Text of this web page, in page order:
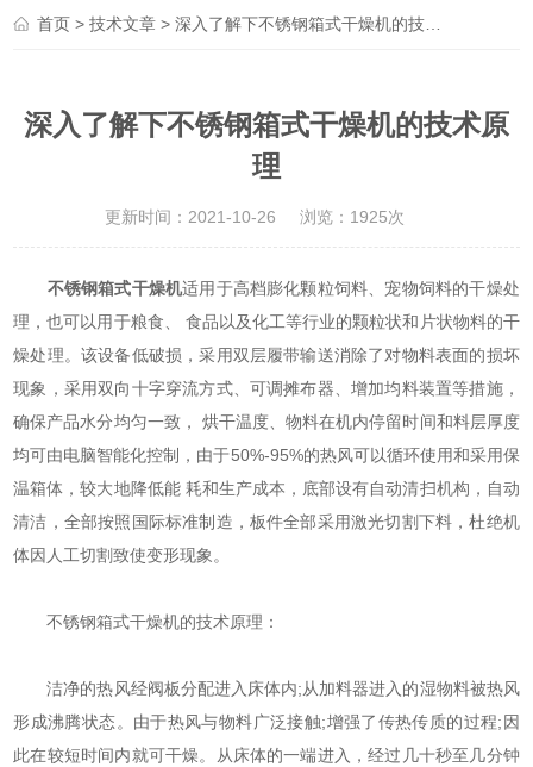
首页 >技术文章 > 深入了解下不锈钢箱式干燥机的技术原理
深入了解下不锈钢箱式干燥机的技术原
理
更新时间：2021-10-26 浏览：1925次
不锈钢箱式干燥机适用于高档膨化颗粒饲料、宠物饲料的干燥处
理，也可以用于粮食、 食品以及化工等行业的颗粒状和片状物料的干
燥处理。该设备低破损，采用双层履带输送消除了对物料表面的损坏
现象，采用双向十字穿流方式、可调摊布器、增加均料装置等措施，
确保产品水分均匀一致， 烘干温度、物料在机内停留时间和料层厚度
均可由电脑智能化控制，由于50%-95%的热风可以循环使用和采用保
温箱体，较大地降低能 耗和生产成本，底部设有自动清扫机构，自动
清洁，全部按照国际标准制造，板件全部采用激光切割下料，杜绝机
体因人工切割致使变形现象。
不锈钢箱式干燥机的技术原理：
洁净的热风经阀板分配进入床体内;从加料器进入的湿物料被热风
形成沸腾状态。由于热风与物料广泛接触;增强了传热传质的过程;因
此在较短时间内就可干燥。从床体的一端进入，经过几十秒至几分钟